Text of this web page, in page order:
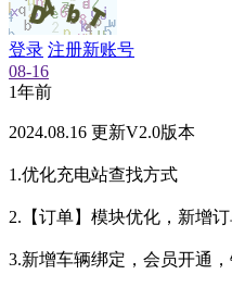
登录 注册新账号
08-16
1年前
2024.08.16 更新V2.0版本
1.优化充电站查找方式
2.【订单】模块优化，新增
3.新增车辆绑定，会员开通